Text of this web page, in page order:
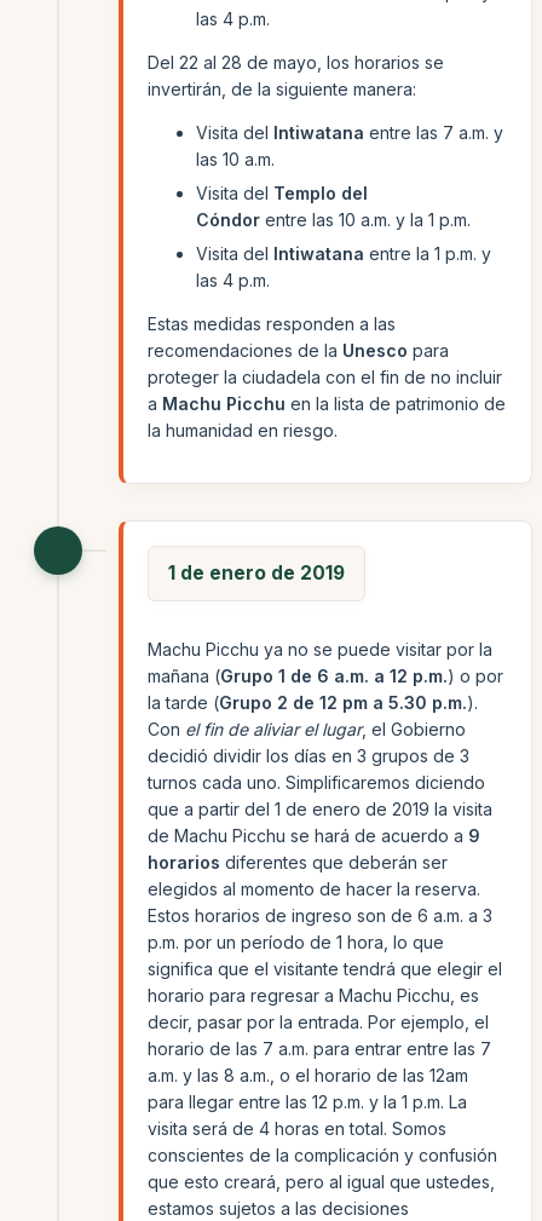
las 4 p.m.
Del 22 al 28 de mayo, los horarios se
invertirán, de la siguiente manera:
Visita del Intiwatana entre las 7 a.m. y
las 10 a.m.
Visita del Templo del
Cóndor entre las 10 a.m. y la 1 p.m.
Visita del Intiwatana entre la 1 p.m. y
las 4 p.m.
Estas medidas responden a las
recomendaciones de la Unesco para
proteger la ciudadela con el fin de no incluir
a Machu Picchu en la lista de patrimonio de
la humanidad en riesgo.
1 de enero de 2019
Machu Picchu ya no se puede visitar por la
mañana (Grupo 1 de 6 a.m. a 12 p.m.) o por
la tarde (Grupo 2 de 12 pm a 5.30 p.m.).
Con el fin de aliviar el lugar, el Gobierno
decidió dividir los días en 3 grupos de 3
turnos cada uno. Simplificaremos diciendo
que a partir del 1 de enero de 2019 la visita
de Machu Picchu se hará de acuerdo a 9
horarios diferentes que deberán ser
elegidos al momento de hacer la reserva.
Estos horarios de ingreso son de 6 a.m. a 3
p.m. por un período de 1 hora, lo que
significa que el visitante tendrá que elegir el
horario para regresar a Machu Picchu, es
decir, pasar por la entrada. Por ejemplo, el
horario de las 7 a.m. para entrar entre las 7
a.m. y las 8 a.m., o el horario de las 12am
para llegar entre las 12 p.m. y la 1 p.m. La
visita será de 4 horas en total. Somos
conscientes de la complicación y confusión
que esto creará, pero al igual que ustedes,
estamos sujetos a las decisiones